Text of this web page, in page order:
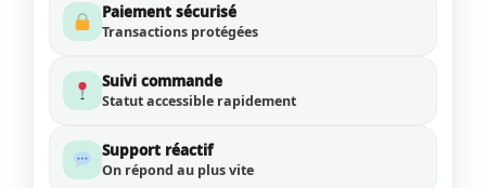
Paiement sécurisé
Transactions protégées
Suivi commande
Statut accessible rapidement
Support réactif
On répond au plus vite